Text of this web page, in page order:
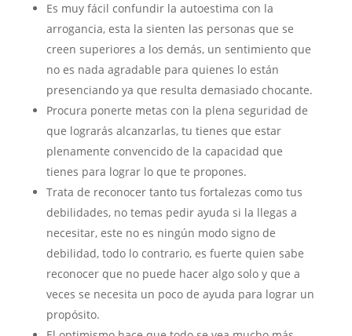
Es muy fácil confundir la autoestima con la
arrogancia, esta la sienten las personas que se
creen superiores a los demás, un sentimiento que
no es nada agradable para quienes lo están
presenciando ya que resulta demasiado chocante.
Procura ponerte metas con la plena seguridad de
que lograrás alcanzarlas, tu tienes que estar
plenamente convencido de la capacidad que
tienes para lograr lo que te propones.
Trata de reconocer tanto tus fortalezas como tus
debilidades, no temas pedir ayuda si la llegas a
necesitar, este no es ningún modo signo de
debilidad, todo lo contrario, es fuerte quien sabe
reconocer que no puede hacer algo solo y que a
veces se necesita un poco de ayuda para lograr un
propósito.